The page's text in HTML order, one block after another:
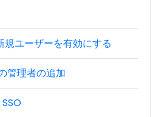
ユーザーを有効にする
管理者の追加